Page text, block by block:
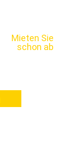
Mieten Sie
schon ab